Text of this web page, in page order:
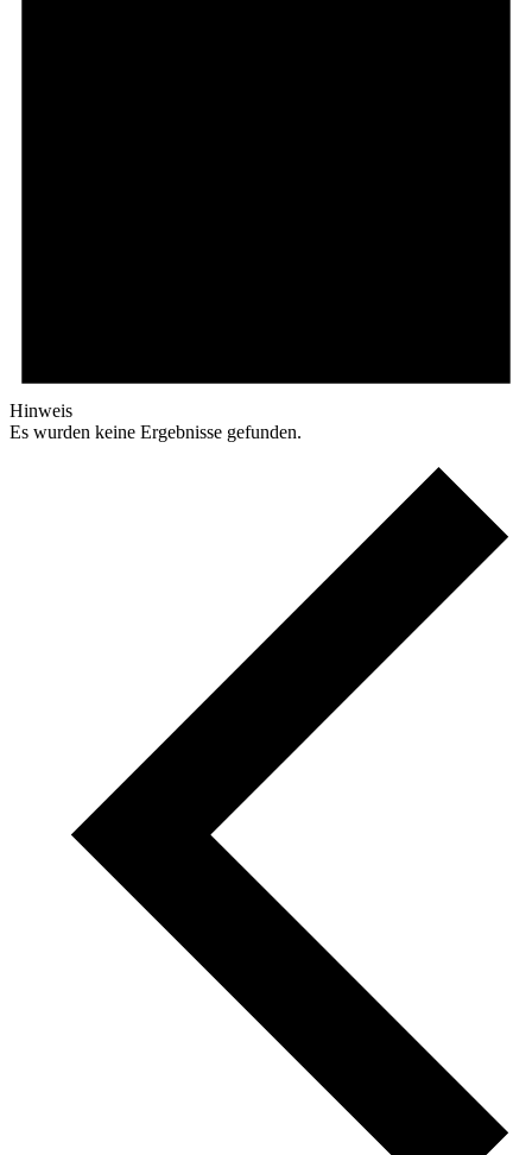
Hinweis
Es wurden keine Ergebnisse gefunden.